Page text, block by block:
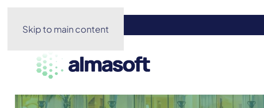
Skip to main content
<-Tillbaka till Almasoft.se